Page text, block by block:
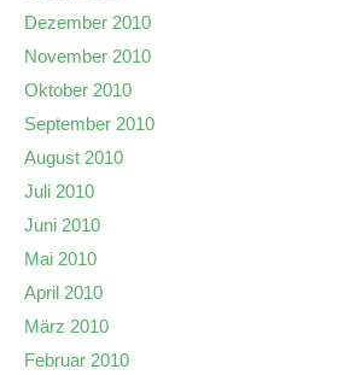
Dezember 2010
November 2010
Oktober 2010
September 2010
August 2010
Juli 2010
Juni 2010
Mai 2010
April 2010
März 2010
Februar 2010